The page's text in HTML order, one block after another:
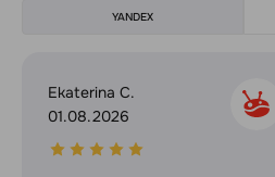
YANDEX
Ekaterina C.
01.08.2026